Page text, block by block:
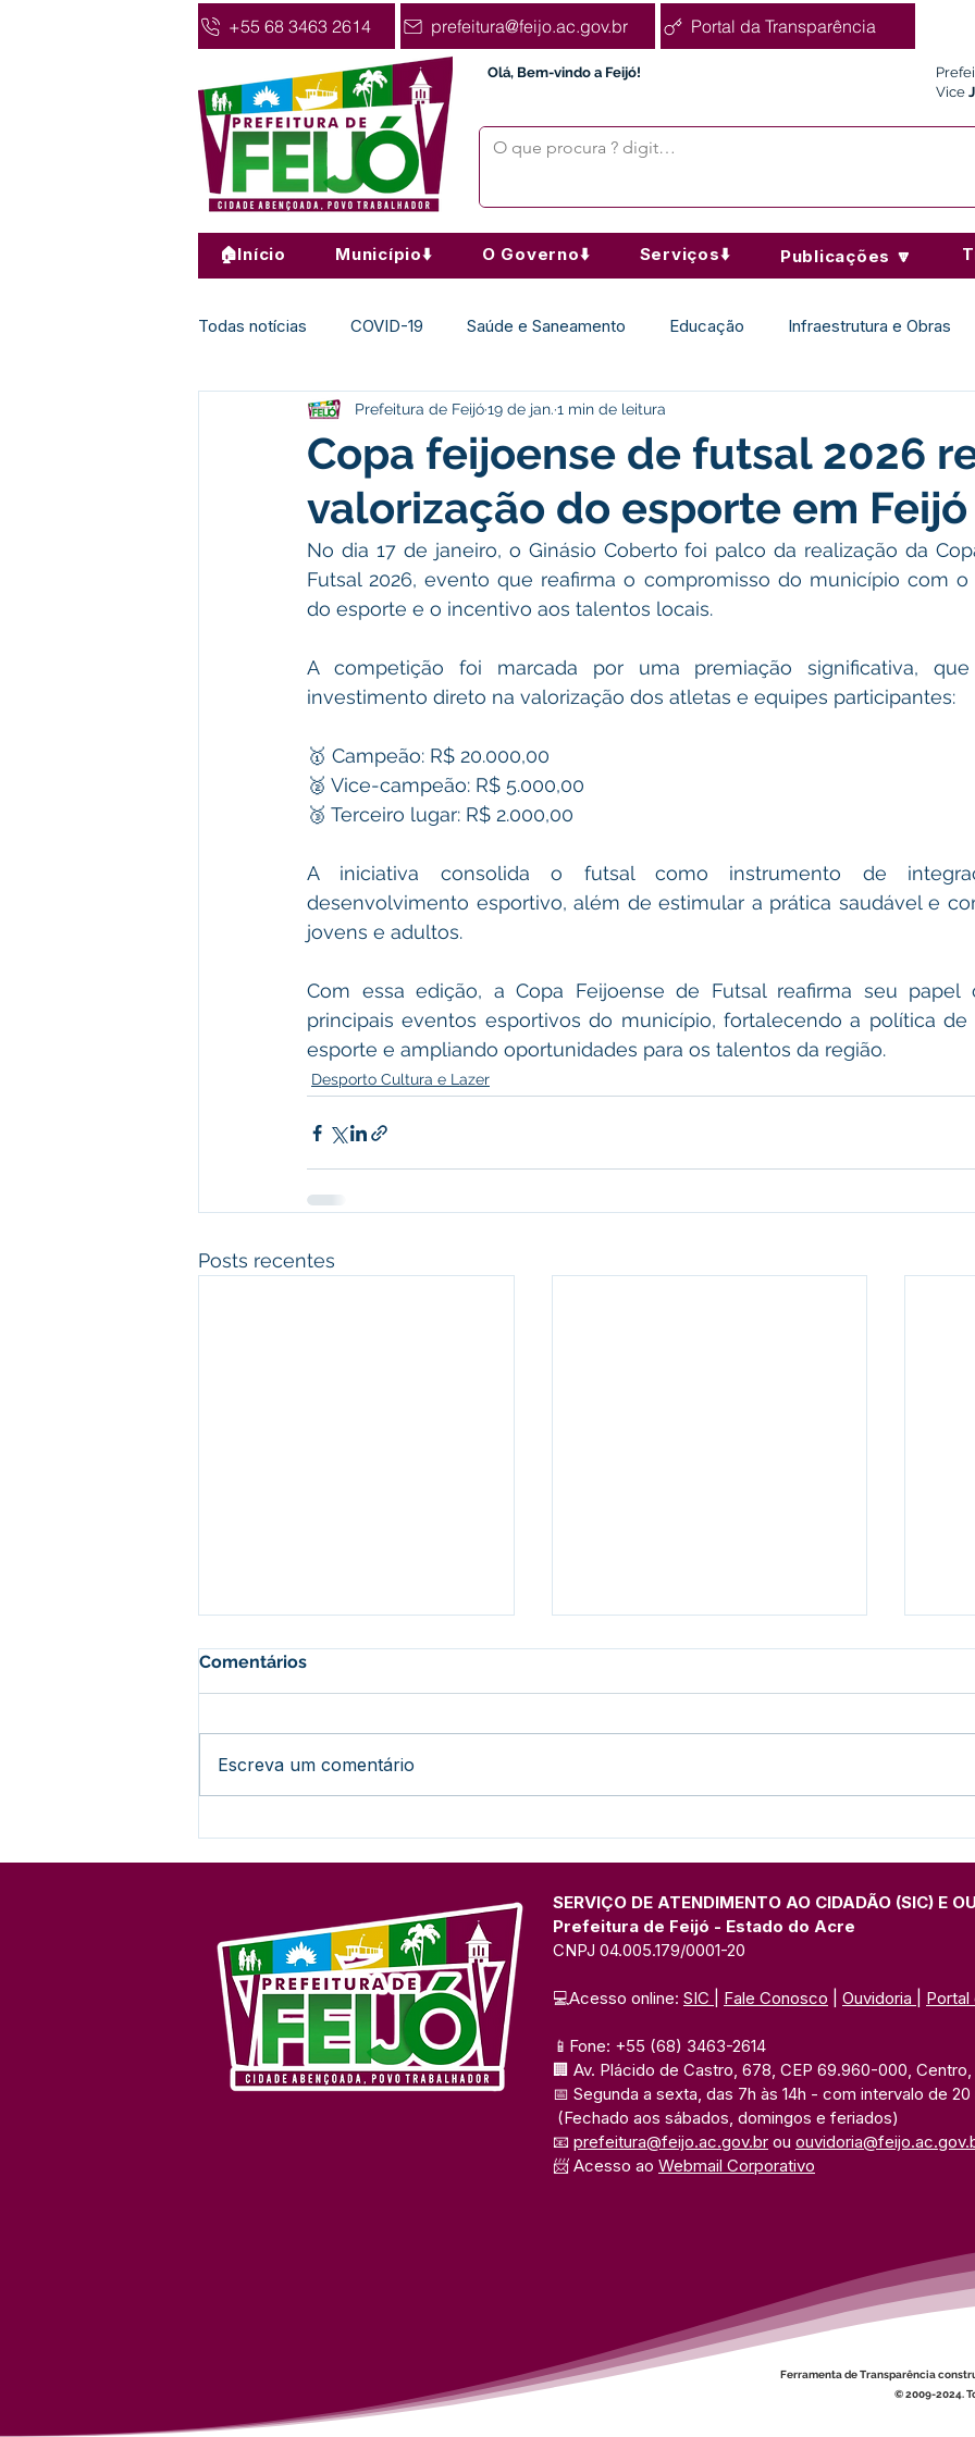
+55 68 3463 2614 prefeitura@feijo.ac.gov.br Portal da Transparência
Olá, Bem-vindo a Feijó!
Vice
🏠Início Município⬇️ O Governo⬇️ Serviços⬇️ Publicações 🔽
Todas notícias COVID-19 Saúde e Saneamento Educação Infraestrutura e Obras
Agricultura Nota de Pesar Desporto Cultura e Lazer
Meio Ambiente e Turismo Datas Comemorativas Campanhas Vacinômetro
Convênios e Parcerias Dengue Informativo e Convite Emenda Parlamentar
Nota de Esclarecimento Comunidade Licitações No gabinete Gestão
Ordem de Serviço Comunicação
Copa feijoense de futsal 2026
valorização do esporte em Feijó
Prefeitura de Feijó19 de jan. 1 min de leitura
No dia 17 de janeiro, o Ginásio Coberto foi palco da realização da
Futsal 2026, evento que reafirma o compromisso do município com
do esporte e o incentivo aos talentos locais.
A competição foi marcada por uma premiação significativa,
investimento direto na valorização dos atletas e equipes participantes:
🥇 Campeão: R$ 20.000,00
🥈 Vice-campeão: R$ 5.000,00
🥉 Terceiro lugar: R$ 2.000,00
A iniciativa consolida o futsal como instrumento de
desenvolvimento esportivo, além de estimular a prática saudável e
jovens e adultos.
Com essa edição, a Copa Feijoense de Futsal reafirma seu
principais eventos esportivos do município, fortalecendo a política de
esporte e ampliando oportunidades para os talentos da região.
Desporto Cultura e Lazer
Posts recentes
diversas modalidades
Comentários
Escreva um comentário
SERVIÇO DE ATENDIMENTO AO CIDADÃO (SIC) E
Prefeitura de Feijó - Estado do Acre
CNPJ 04.005.179/0001-20
💻Acesso online: SIC Fale Conosco Ouvidoria Portal
📱Fone: +55 (68) 3463-2614
🏢 Av. Plácido de Castro, 678, CEP 69.960-000,
📅 Segunda a sexta, das 7h às 14h - com intervalo de 20
(Fechado aos sábados, domingos e feriados)
📧 prefeitura@feijo.ac.gov.br ou
📨 Acesso ao Webmail Corporativo
Ferramenta de Transparência
© 2009-2024.